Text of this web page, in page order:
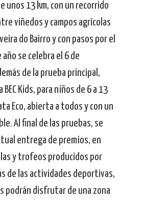
unos 13 km, con un recorrido
viñedos y campos agrícolas
do Bairro y con pasos por el
se celebra el 6 de
de la prueba principal,
Kids, para niños de 6 a 13
Eco, abierta a todos y con un
Al final de las pruebas, se
entrega de premios, en
y trofeos producidos por
de las actividades deportivas,
podrán disfrutar de una zona